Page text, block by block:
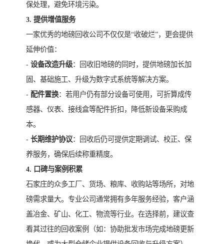
保处理，避免环境污染。
3. 提供增值服务
一家优秀的地磅回收公司不仅仅是“收破烂”，更会提供
延伸价值：
- 设备改造升级：回收旧地磅的同时，提供地磅加长加
固、基础施工、升级为数字式系统等解决方案。
- 配件置换：若用户仍有部分设备可使用，可折算成传
感器、仪表、接线盒等配件折扣，降低新设备采购成
本。
- 长期维护协议：回收后仍可提供定期调试、校正、保
养服务，确保后续称重精度。
4. 口碑与案例积累
石家庄的众多工厂、货场、粮库、收购站等场所，对地
磅需求量大。专业公司通常拥有多年服务经验，客户涵
盖冶金、矿山、化工、物流等行业。在选择前，建议查
看其过往的回收案例（如：协助批发市场完成地磅更新